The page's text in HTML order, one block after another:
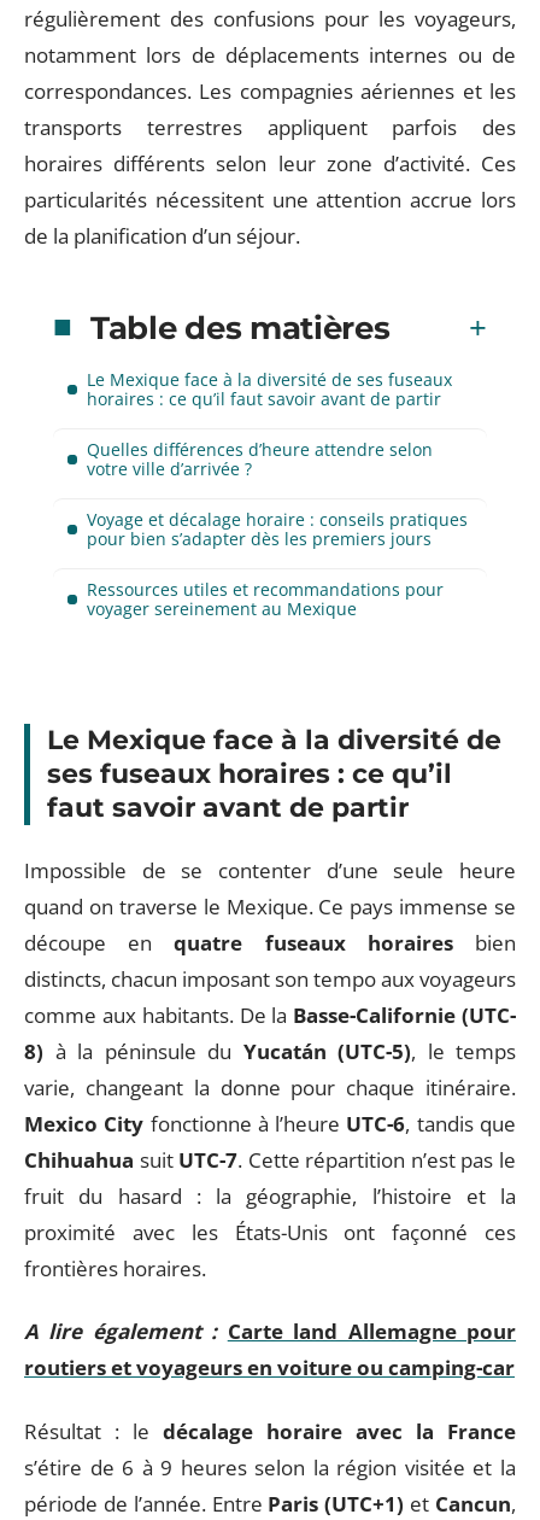
régulièrement des confusions pour les voyageurs,
notamment lors de déplacements internes ou de
correspondances. Les compagnies aériennes et les
transports terrestres appliquent parfois des
horaires différents selon leur zone d’activité. Ces
particularités nécessitent une attention accrue lors
de la planification d’un séjour.
Table des matières
Le Mexique face à la diversité de ses fuseaux
horaires : ce qu’il faut savoir avant de partir
Quelles différences d’heure attendre selon
votre ville d’arrivée ?
Voyage et décalage horaire : conseils pratiques
pour bien s’adapter dès les premiers jours
Ressources utiles et recommandations pour
voyager sereinement au Mexique
Le Mexique face à la diversité de
ses fuseaux horaires : ce qu’il
faut savoir avant de partir
Impossible de se contenter d’une seule heure
quand on traverse le Mexique. Ce pays immense se
découpe enquatre fuseaux horairesbien
distincts, chacun imposant son tempo aux voyageurs
comme aux habitants. De la Basse-Californie (UTC-
8) à la péninsule du Yucatán (UTC-5), le temps
varie, changeant la donne pour chaque itinéraire.
Mexico City fonctionne à l’heure UTC-6, tandis que
Chihuahua suit UTC-7. Cette répartition n’est pas le
fruit du hasard : la géographie, l’histoire et la
proximité avec les États-Unis ont façonné ces
frontières horaires.
A lire également : Carte land Allemagne pour
routiers et voyageurs en voiture ou camping-car
Résultat : le décalage horaire avec la France
s’étire de 6 à 9 heures selon la région visitée et la
période de l’année. Entre Paris (UTC+1) et Cancun,